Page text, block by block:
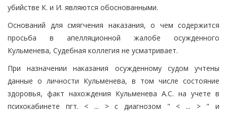
убийстве К. и И. являются обоснованными.
Оснований для смягчения наказания, о чем содержится
просьба в апелляционной жалобе осужденного
Кульменева, Судебная коллегия не усматривает.
При назначении наказания осужденному судом учтены
данные о личности Кульменева, в том числе состояние
здоровья, факт нахождения Кульменева А.С. на учете в
психокабинете пгт. < ... > с диагнозом " < ... > " и